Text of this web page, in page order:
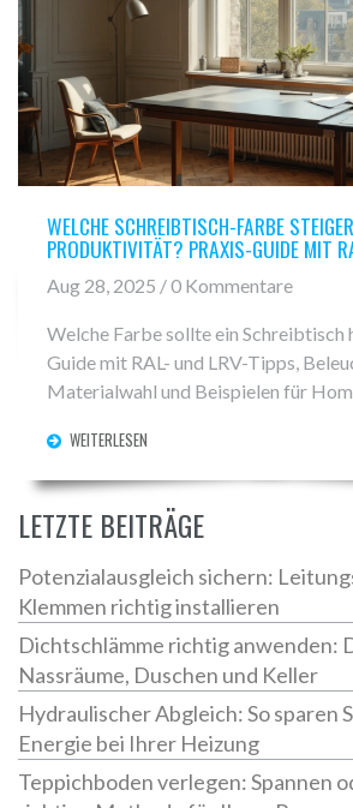
WELCHE SCHREIBTISCH-FARBE
PRODUKTIVITÄT? PRAXIS-GUIDE MIT
Aug 28, 2025 / 0 Kommentare
Welche Farbe sollte ein Schreibtisch
Guide mit RAL- und LRV-Tipps,
Materialwahl und Beispielen für
WEITERLESEN
LETZTE BEITRÄGE
Potenzialausgleich sichern:
Klemmen richtig installieren
Dichtschlämme richtig anwenden:
Nassräume, Duschen und Keller
Hydraulischer Abgleich: So sparen
Energie bei Ihrer Heizung
Teppichboden verlegen: Spannen